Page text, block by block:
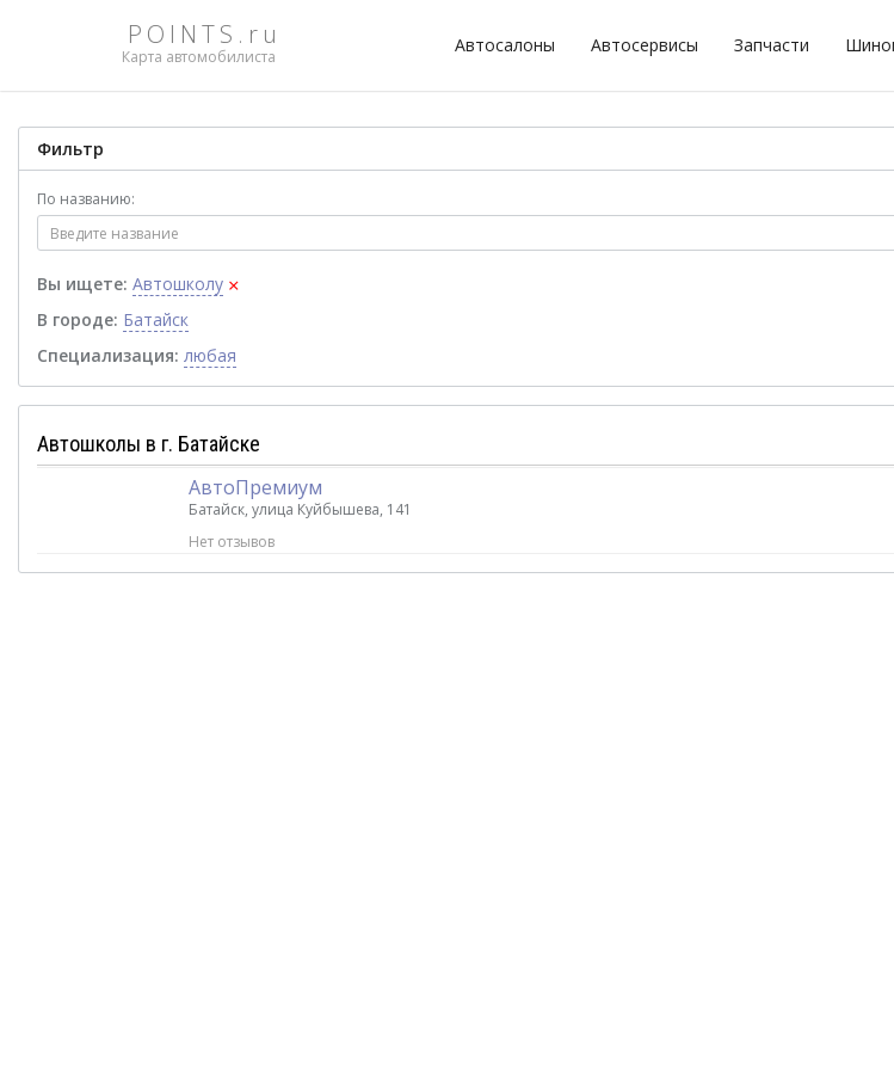
POINTS.ru
Карта автомобилиста
Автосалоны Автосервисы Запчасти
Фильтр
По названию:
Вы ищете: Автошколу ×
В городе: Батайск
Специализация: любая
Автошколы в г. Батайске
АвтоПремиум
Батайск, улица Куйбышева, 141
Нет отзывов